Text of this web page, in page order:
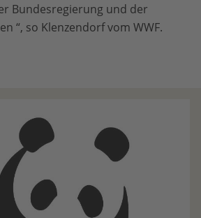
Bundesregierung und der
“, so Klenzendorf vom WWF.